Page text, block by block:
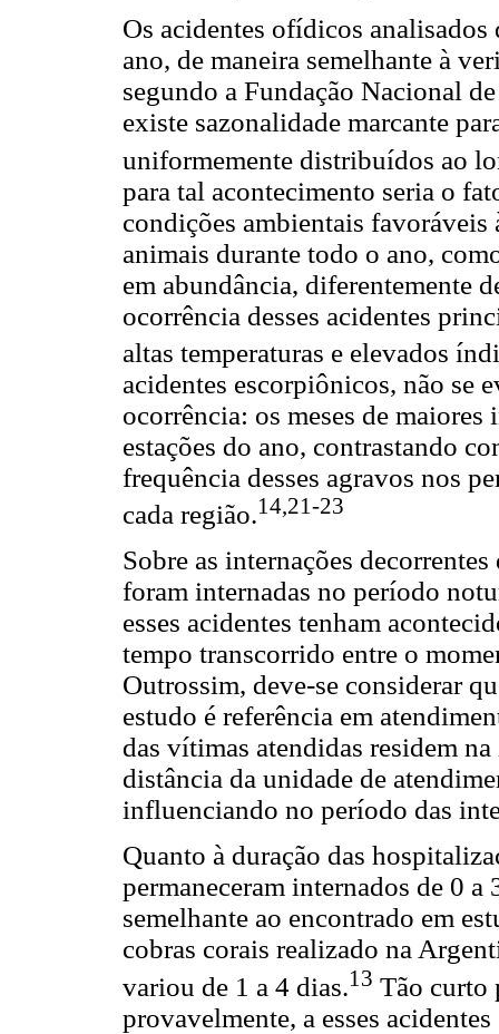
Os acidentes ofídicos
ano, de maneira semelhante à
segundo a Fundação Nacional
existe sazonalidade marcante
uniformemente distribuídos ao
para tal acontecimento seria o
condições ambientais favoráveis
animais durante todo o ano,
em abundância, diferentemente
ocorrência desses acidentes
altas temperaturas e elevados
acidentes escorpiônicos, não se
ocorrência: os meses de
estações do ano, contrastando
frequência desses agravos nos
cada região.14,21-23
Sobre as internações
foram internadas no período
esses acidentes tenham
tempo transcorrido entre o
Outrossim, deve-se considerar
estudo é referência em
das vítimas atendidas residem
distância da unidade de
influenciando no período das
Quanto à duração das
permaneceram internados de 0
semelhante ao encontrado em
cobras corais realizado na
variou de 1 a 4 dias.13 Tão curto
provavelmente, a esses